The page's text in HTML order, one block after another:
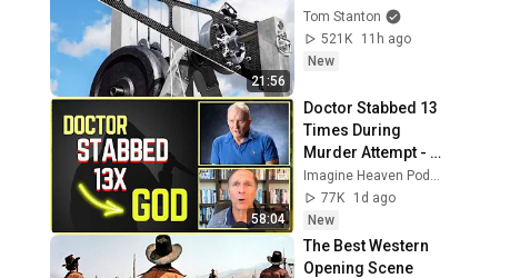
21:56
Tom Stanton
521K
11h ago
New
58:04
Doctor Stabbed 13
Times During
Murder Attempt -
Then God Showed
Up | Near Death
Experience
Imagine Heaven Podcast with John Burke
77K
1d ago
New
The Best Western
Opening Scene